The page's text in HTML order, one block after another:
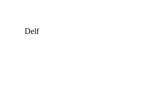
Delf